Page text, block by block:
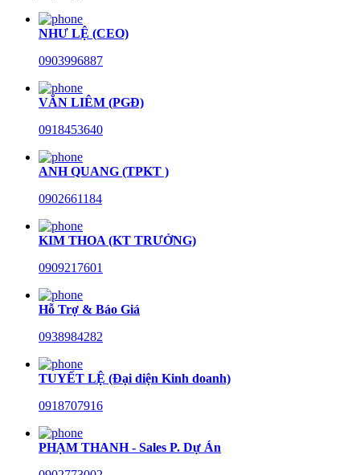
NHƯ LỆ (CEO)
0903996887
VĂN LIÊM (PGĐ)
0918453640
ANH QUANG (TPKT )
0902661184
KIM THOA (KT TRƯỞNG)
0909217601
Hỗ Trợ & Báo Giá
0938984282
TUYẾT LỆ (Đại diện Kinh doanh)
0918707916
PHẠM THANH - Sales P. Dự Án